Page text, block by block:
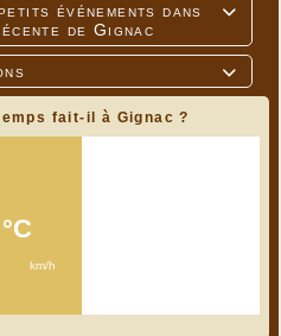

événements dans
de Gignac

fait-il à Gignac ?